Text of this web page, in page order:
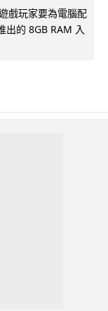
戲玩家要為電腦配
出的 8GB RAM 入